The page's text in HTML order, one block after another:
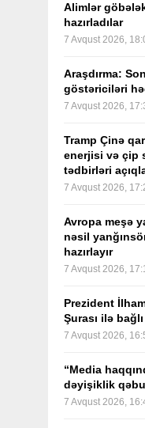
Alimlər
hazırladılar
7 Avqust 2026,
Araşdırma:
göstəriciləri
7 Avqust 2026,
Tramp Çinə
enerjisi və çip
tədbirləri
7 Avqust 2026,
Avropa meşə
nəsil
hazırlayır
7 Avqust 2026,
Prezident
Şurası ilə
7 Avqust 2026,
“Media
dəyişiklik
7 Avqust 2026,